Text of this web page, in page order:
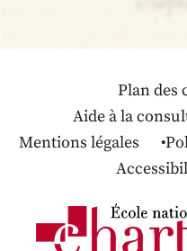
Plan des
Aide à la
Mentions légales